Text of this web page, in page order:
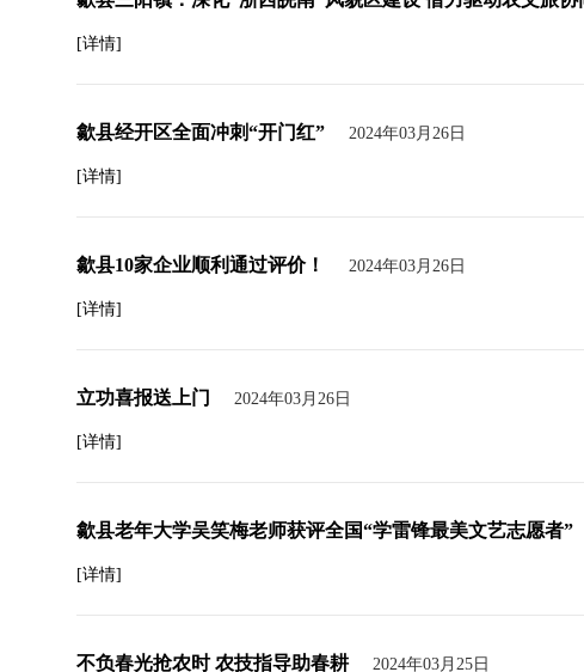
[详情]
歙县经开区全面冲刺“开门红” 2024年03月26日
[详情]
歙县10家企业顺利通过评价！ 2024年03月26日
[详情]
立功喜报送上门 2024年03月26日
[详情]
歙县老年大学吴笑梅老师获评全国“学雷锋最美文艺志愿者”
[详情]
不负春光抢农时 农技指导助春耕 2024年03月25日